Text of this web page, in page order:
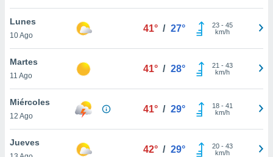
cookies
Lunes
10 Ago
41° / 27° 23- 45
km/h
Martes
11 Ago
41° / 28° 21 - 43
km/h
Miércoles
12 Ago
41° / 29° 18- 41
km/h
Jueves
42° / 29° 20- 43
km/h